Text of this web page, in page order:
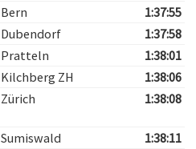
Bern
1:37:55
Dubendorf
1:37:58
Pratteln
1:38:01
Kilchberg ZH
1:38:06
Zürich 1:38:08
Sumiswald
1:38:11